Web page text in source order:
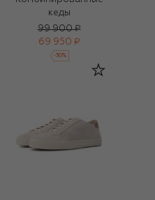
кеды
99 900 ₽
69 950 ₽
-30%